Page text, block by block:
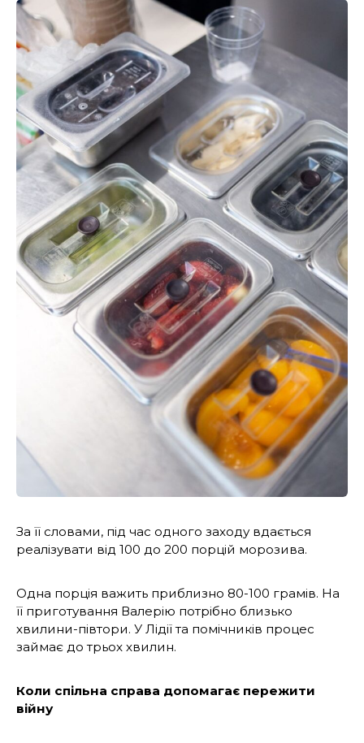
За її словами, під час одного заходу вдається
реалізувати від 100 до 200 порцій морозива.
Одна порція важить приблизно 80-100 грамів. На
її приготування Валерію потрібно близько
хвилини-півтори. У Лідії та помічників процес
займає до трьох хвилин.
Коли спільна справа допомагає пережити
війну